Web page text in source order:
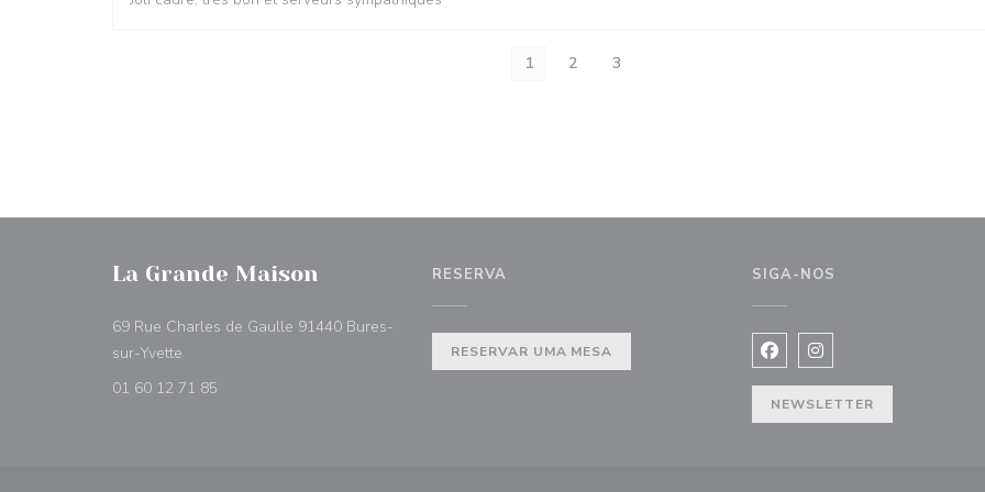
1 2 3
La Grande Maison
69 Rue Charles de Gaulle 91440 Bures-
sur-Yvette
01 60 12 71 85
RESERVA
RESERVAR UMA MESA
SIGA-NOS
Facebook ((abre numa nova
Instagram ((abre numa
NEWSLETTER